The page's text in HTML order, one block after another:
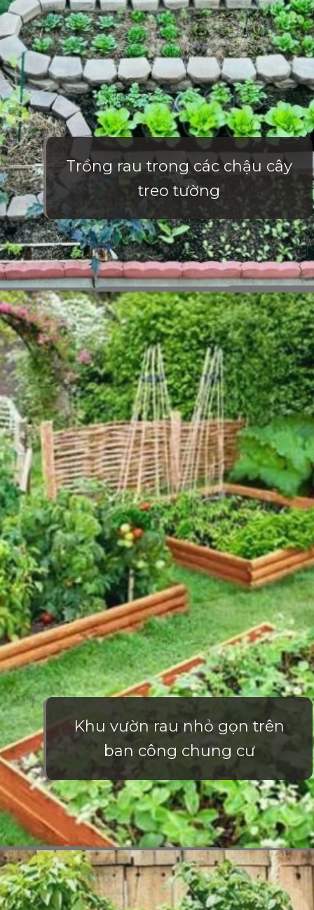
Trồng rau trong các chậu cây
treo tường
Đang mở https://vietnamxua.edu.vn/mau-vuon-rau-dep-tai-nha
Khu vườn rau nhỏ gọn trên
ban công chung cư
Đang mở https://vietnamxua.edu.vn/mau-vuon-rau-dep-tai-nha